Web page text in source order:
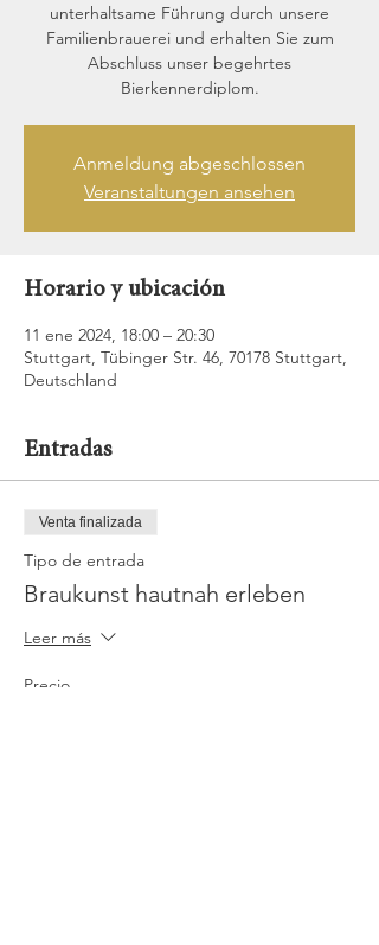
unterhaltsame Führung durch unsere
Familienbrauerei und erhalten Sie zum
Abschluss unser begehrtes
Bierkennerdiplom.
Anmeldung abgeschlossen
Veranstaltungen ansehen
Horario y ubicación
11 ene 2024, 18:00 – 20:30
Stuttgart, Tübinger Str. 46, 70178 Stuttgart,
Deutschland
Entradas
Venta finalizada
Tipo de entrada
Braukunst hautnah erleben
Leer más
Precio